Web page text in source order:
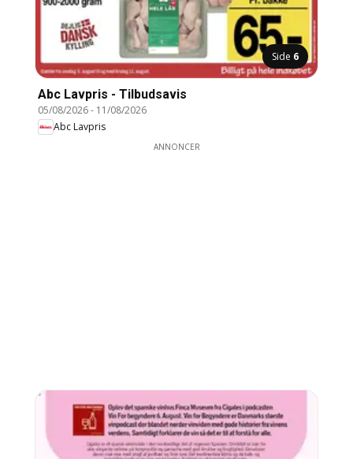
Side 6
Abc Lavpris - Tilbudsavis
05/08/2026- 11/08/2026
Abc Lavpris
ANNONCER